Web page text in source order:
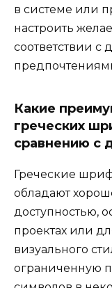
в системе или
настроить
соответствии с
Какие
греческих
сравнению с
Греческие
обладают
доступностью,
проектах или
визуального
ограниченную